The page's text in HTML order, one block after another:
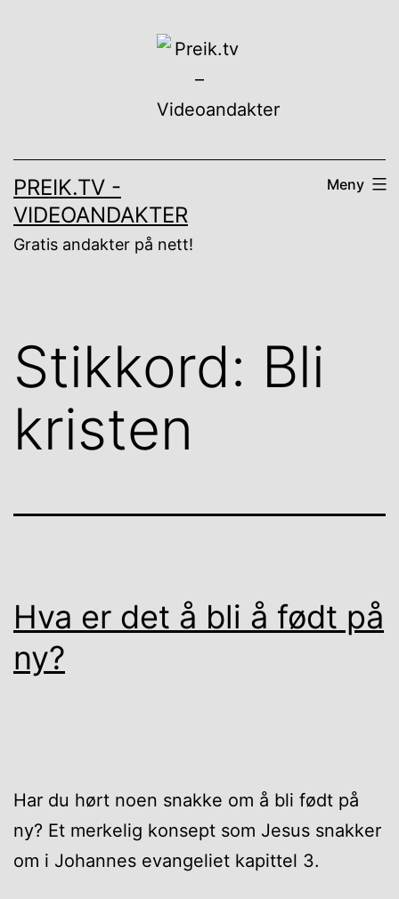
PREIK.TV -
VIDEOANDAKTER
Gratis andakter på nett!
Meny
Stikkord: Bli
kristen
Hva er det å bli å født på
ny?
Har du hørt noen snakke om å bli født på
ny? Et merkelig konsept som Jesus snakker
om i Johannes evangeliet kapittel 3.